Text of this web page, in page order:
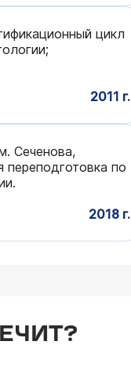
цикл
2011 г.
Сеченова,
переподготовка по
2018 г.